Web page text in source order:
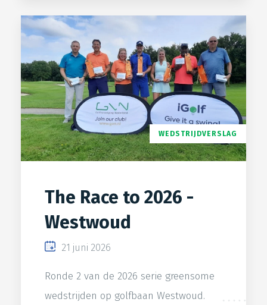
WEDSTRIJDVERSLAG
The Race to 2026 -
Westwoud
21 juni 2026
Ronde 2 van de 2026 serie greensome
wedstrijden op golfbaan Westwoud.